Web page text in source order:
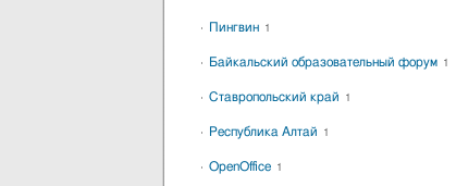
Пингвин 1
Байкальский образовательный форум 1
Ставропольский край 1
Республика Алтай 1
OpenOffice 1